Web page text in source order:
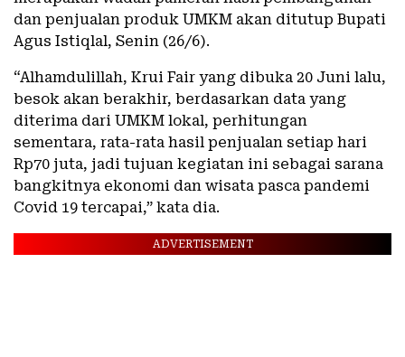
dan penjualan produk UMKM akan ditutup Bupati
Agus Istiqlal, Senin (26/6).
“Alhamdulillah, Krui Fair yang dibuka 20 Juni lalu,
besok akan berakhir, berdasarkan data yang
diterima dari UMKM lokal, perhitungan
sementara, rata-rata hasil penjualan setiap hari
Rp70 juta, jadi tujuan kegiatan ini sebagai sarana
bangkitnya ekonomi dan wisata pasca pandemi
Covid 19 tercapai,” kata dia.
ADVERTISEMENT